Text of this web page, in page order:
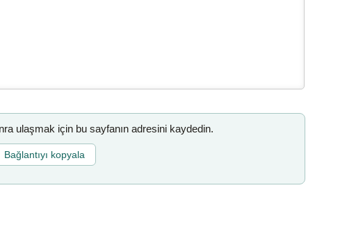
ulaşmak için bu sayfanın adresini kaydedin.
Bağlantıyı kopyala